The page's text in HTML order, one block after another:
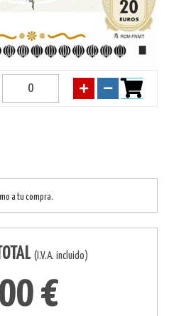
a tu compra.
(I.V.A. incluido)
€